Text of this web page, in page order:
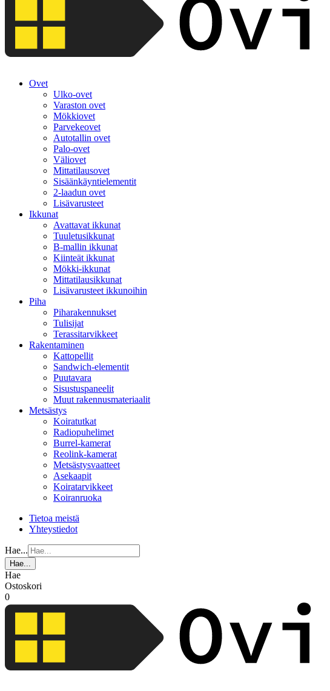
Ovet
Ulko-ovet
Varaston ovet
Mökkiovet
Parvekeovet
Autotallin ovet
Palo-ovet
Väliovet
Mittatilausovet
Sisäänkäyntielementit
2-laadun ovet
Lisävarusteet
Ikkunat
Avattavat ikkunat
Tuuletusikkunat
B-mallin ikkunat
Kiinteät ikkunat
Mökki-ikkunat
Mittatilausikkunat
Lisävarusteet ikkunoihin
Piha
Piharakennukset
Tulisijat
Terassitarvikkeet
Rakentaminen
Kattopellit
Sandwich-elementit
Puutavara
Sisustuspaneelit
Muut rakennusmateriaalit
Metsästys
Koiratutkat
Radiopuhelimet
Burrel-kamerat
Reolink-kamerat
Metsästysvaatteet
Asekaapit
Koiratarvikkeet
Koiranruoka
Tietoa meistä
Yhteystiedot
Hae...
Hae...
Hae
Ostoskori
0